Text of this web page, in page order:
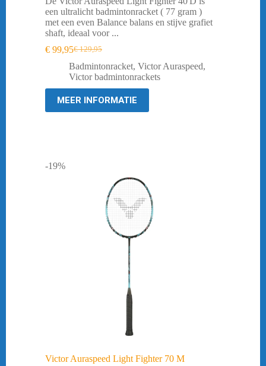
een ultralicht badmintonracket ( 77 gram )
met een even Balance balans en stijve grafiet
shaft, ideaal voor ...
€129,95
Oorspronkelijke
prijs
was:
€ 99,95Huidige
prijs
is:
Badmintonracket, Victor Auraspeed,
Victor badmintonrackets
MEER INFORMATIE
-19%
Victor Auraspeed Light Fighter 70 M